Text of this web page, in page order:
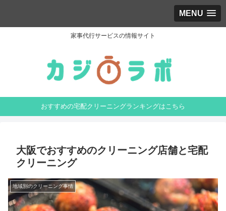
MENU
家事代行サービスの情報サイト
おすすめの宅配クリーニングランキングはこちら
大阪でおすすめのクリーニング店舗と宅配
クリーニング
地域別のクリーニング事情